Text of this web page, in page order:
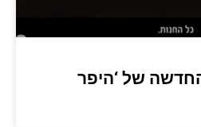
של ‘היפר